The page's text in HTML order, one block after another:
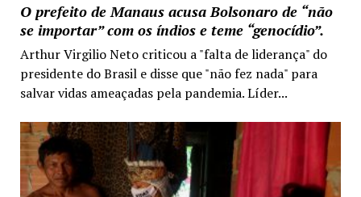
O prefeito de Manaus acusa Bolsonaro de “não
se importar” com os índios e teme “genocídio”.
Arthur Virgilio Neto criticou a "falta de liderança" do
presidente do Brasil e disse que "não fez nada" para
salvar vidas ameaçadas pela pandemia. Líder...